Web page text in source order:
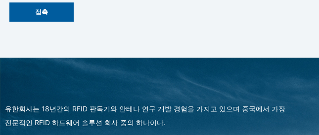
접촉
유한회사는 18년간의 RFID 판독기와 안테나 연구 개발 경험을 가지고 있으며 중국에서 가장
전문적인 RFID 하드웨어 솔루션 회사 중의 하나이다.